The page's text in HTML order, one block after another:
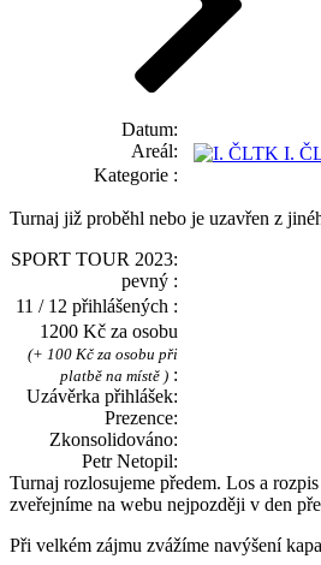
Datum
Areál
I.
Kategorie
Turnaj již proběhl nebo je uzavřen z
SPORT TOUR 2023
pevný
11 / 12 přihlášených
1200 Kč za osobu
(+ 100 Kč za osobu při
platbě na místě )
Uzávěrka přihlášek
Prezence
Zkonsolidováno
Petr Netopil
Turnaj rozlosujeme předem. Los a
zveřejníme na webu nejpozději v den
Při velkém zájmu zvážíme navýšení